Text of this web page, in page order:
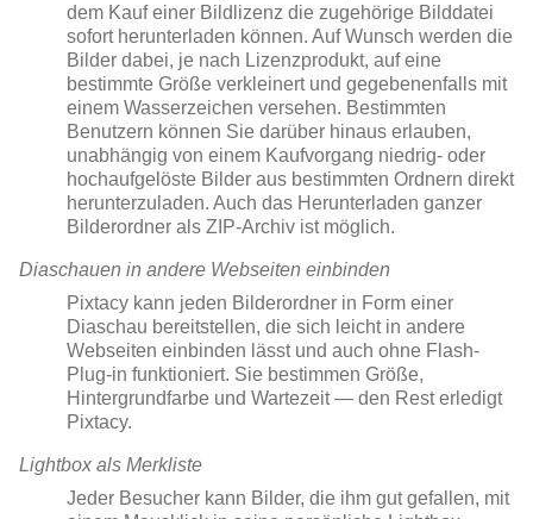
dem Kauf einer Bildlizenz die zugehörige Bilddatei
sofort herunterladen können. Auf Wunsch werden die
Bilder dabei, je nach Lizenzprodukt, auf eine
bestimmte Größe verkleinert und gegebenenfalls mit
einem Wasserzeichen versehen. Bestimmten
Benutzern können Sie darüber hinaus erlauben,
unabhängig von einem Kaufvorgang niedrig- oder
hochaufgelöste Bilder aus bestimmten Ordnern direkt
herunterzuladen. Auch das Herunterladen ganzer
Bilderordner als ZIP-Archiv ist möglich.
Diaschauen in andere Webseiten einbinden
Pixtacy kann jeden Bilderordner in Form einer
Diaschau bereitstellen, die sich leicht in andere
Webseiten einbinden lässt und auch ohne Flash-
Plug-in funktioniert. Sie bestimmen Größe,
Hintergrundfarbe und Wartezeit — den Rest erledigt
Pixtacy.
Lightbox als Merkliste
Jeder Besucher kann Bilder, die ihm gut gefallen, mit